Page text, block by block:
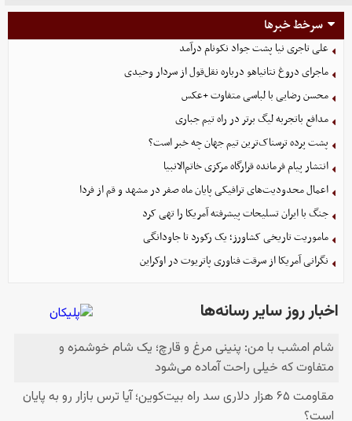
سرخط خبرها
علی تاجری‌ نیا پشت جواد نکونام درآمد
ماجرای دروغ نتانیاهو درباره نقل‌قول از سردار وحیدی
محسن رضایی با لباسی متفاوت +عکس
مدافع باتجربه لیگ برتر در راه تیم جباری
پشت پرده ترسناک‌ترین تیم جهان چه خبر است؟
انتشار پیام فرمانده قرارگاه مرکزی خاتم‌الانبیا
اعمال محدودیت‌های ترافیکی پایان ماه صفر در مشهد و قم از فردا
جنگ با ایران تسلیحات پیشرفته آمریکا را تهی کرد
ماموریت تاریخی کشاورز؛ یک رکورد تا جاودانگی
نگرانی آمریکا از سرقت فناوری پاتریوت در اوکراین